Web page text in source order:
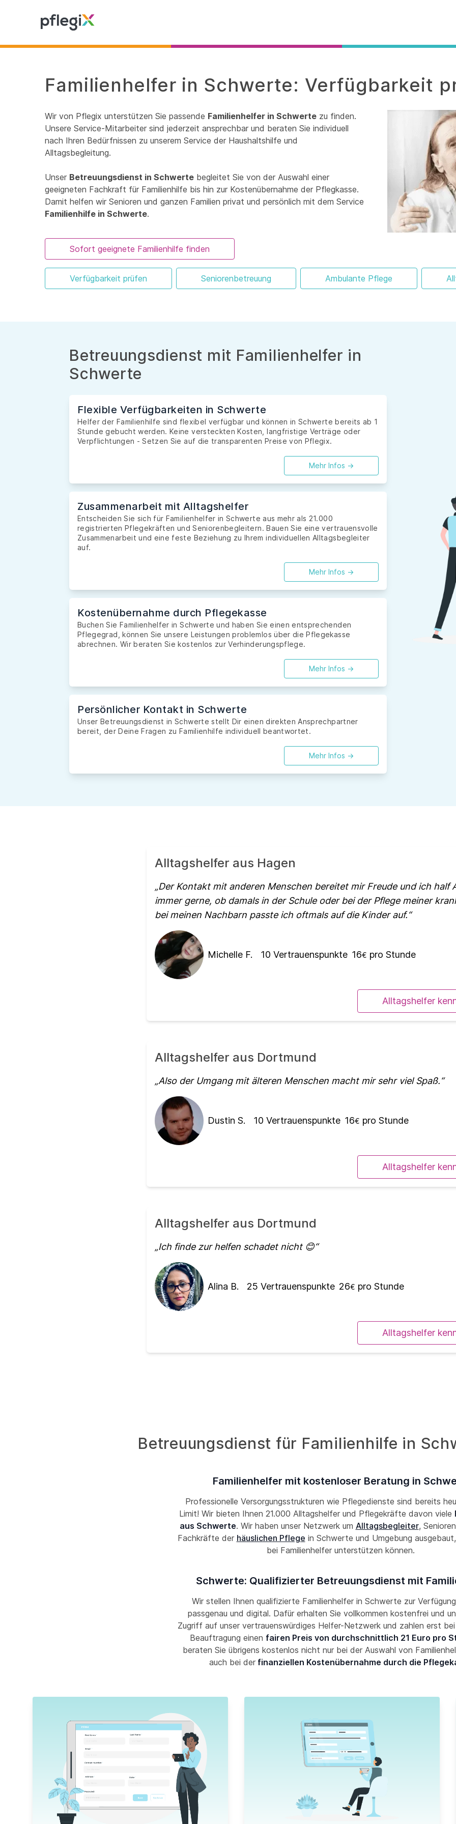
Familienhelfer in Schwerte: Verfügbarkeit
Wir von Pflegix unterstützen Sie passende Familienhelfer in Schwerte zu finden.
Unsere Service-Mitarbeiter sind jederzeit ansprechbar und beraten Sie individuell
nach Ihren Bedürfnissen zu unserem Service der Haushaltshilfe und
Alltagsbegleitung.
Unser Betreuungsdienst in Schwerte begleitet Sie von der Auswahl einer
geeigneten Fachkraft für Familienhilfe bis hin zur Kostenübernahme der Pflegkasse.
Damit helfen wir Senioren und ganzen Familien privat und persönlich mit dem Service
Familienhilfe in Schwerte.
Sofort geeignete Familienhilfe finden
Verfügbarkeit prüfen Seniorenbetreuung Ambulante Pflege
Betreuungsdienst mit Familienhelfer in
Schwerte
Flexible Verfügbarkeiten in Schwerte
Helfer der Familienhilfe sind flexibel verfügbar und können in Schwerte bereits ab 1
Stunde gebucht werden. Keine versteckten Kosten, langfristige Verträge oder
Verpflichtungen - Setzen Sie auf die transparenten Preise von Pflegix.
Mehr Infos ->
Zusammenarbeit mit Alltagshelfer
Entscheiden Sie sich für Familienhelfer in Schwerte aus mehr als 21.000
registrierten Pflegekräften und Seniorenbegleitern. Bauen Sie eine vertrauensvolle
Zusammenarbeit und eine feste Beziehung zu Ihrem individuellen Alltagsbegleiter
auf.
Mehr Infos ->
Kostenübernahme durch Pflegekasse
Buchen Sie Familienhelfer in Schwerte und haben Sie einen entsprechenden
Pflegegrad, können Sie unsere Leistungen problemlos über die Pflegekasse
abrechnen. Wir beraten Sie kostenlos zur Verhinderungspflege.
Mehr Infos ->
Persönlicher Kontakt in Schwerte
Unser Betreuungsdienst in Schwerte stellt Dir einen direkten Ansprechpartner
bereit, der Deine Fragen zu Familienhilfe individuell beantwortet.
Mehr Infos ->
Alltagshelfer aus Hagen
Der Kontakt mit anderen Menschen bereitet mir Freude und ich half
immer gerne, ob damals in der Schule oder bei der Pflege meiner
bei meinen Nachbarn passte ich oftmals auf die Kinder auf.
Michelle F. 10 Vertrauenspunkte 16€ pro Stunde
Alltagshelfer
Alltagshelfer aus Dortmund
Also der Umgang mit älteren Menschen macht mir sehr viel Spaß.
Dustin S. 10 Vertrauenspunkte 16€ pro Stunde
Alltagshelfer
Alltagshelfer aus Dortmund
Ich finde zur helfen schadet nicht 😊
Alina B. 25 Vertrauenspunkte 26€ pro Stunde
Alltagshelfer
Betreuungsdienst für Familienhilfe in
Familienhelfer mit kostenloser Beratung in
Professionelle Versorgungsstrukturen wie Pflegedienste sind bereits
Limit! Wir bieten Ihnen 21.000 Alltagshelfer und Pflegekräfte davon viele
aus Schwerte. Wir haben unser Netzwerk um Alltagsbegleiter,
Fachkräfte der häuslichen Pflege in Schwerte und Umgebung
bei Familienhelfer unterstützen können.
Schwerte: Qualifizierter Betreuungsdienst mit
Wir stellen Ihnen qualifizierte Familienhelfer in Schwerte zur
passgenau und digital. Dafür erhalten Sie vollkommen kostenfrei und
Zugriff auf unser vertrauenswürdiges Helfer-Netzwerk und zahlen erst
Beauftragung einen fairen Preis von durchschnittlich 21 Euro pro
beraten Sie übrigens kostenlos nicht nur bei der Auswahl von
auch bei derfinanziellen Kostenübernahme durch die